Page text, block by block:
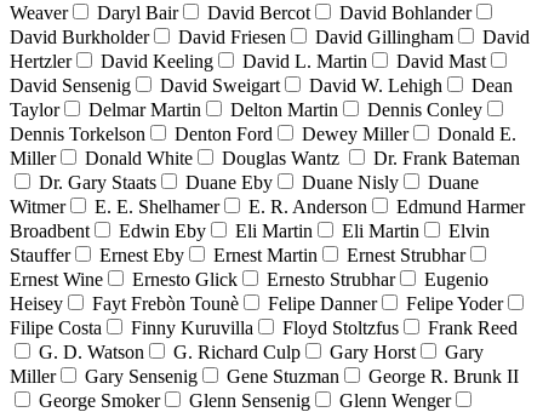
Weaver
Daryl Bair David Bercot
David Bohlander
David Burkholder
David Friesen David Gillingham
David
Hertzler
David Keeling David L. Martin
David Mast
David Sensenig
David Sweigart David W. Lehigh
Dean
Taylor
Delmar Martin Delton Martin
Dennis Conley
Dennis Torkelson
Denton Ford Dewey Miller
Donald E.
Miller
Donald White Douglas Wantz
Dr. Frank Bateman
Dr. Gary Staats
Duane Eby Duane Nisly
Duane
Witmer
E. E. Shelhamer E. R. Anderson
Edmund Harmer
Broadbent
Edwin Eby Eli Martin Eli Martin
Elvin
Stauffer
Ernest Eby Ernest Martin
Ernest Strubhar
Ernest Wine
Ernesto Glick Ernesto Strubhar
Eugenio
Heisey
Fayt Frebòn Tounè Felipe Danner
Felipe Yoder
Filipe Costa
Finny Kuruvilla Floyd Stoltzfus
Frank Reed
G. D. Watson
G. Richard Culp Gary Horst
Gary
Miller
Gary Sensenig Gene Stuzman
George R. Brunk II
George Smoker
Glenn Sensenig
Glenn Wenger